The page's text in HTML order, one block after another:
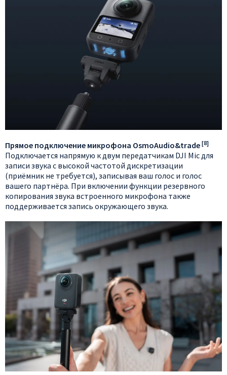
Прямое подключение микрофона OsmoAudio&trade [8]
Подключается напрямую к двум передатчикам DJI Mic для
записи звука с высокой частотой дискретизации
(приёмник не требуется), записывая ваш голос и голос
вашего партнёра. При включении функции резервного
копирования звука встроенного микрофона также
поддерживается запись окружающего звука.